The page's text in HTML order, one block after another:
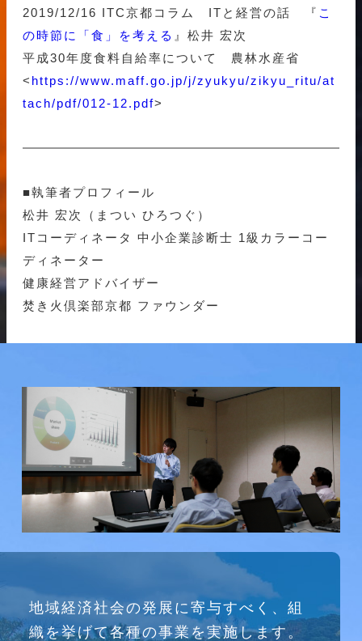
2019/12/16 ITC京都コラム ITと経営の話 『 こ
の時節に「食」を考える 』松井 宏次
平成30年度食料自給率について 農林水産省
< https://www.maff.go.jp/j/zyukyu/zikyu_ritu/at
tach/pdf/012-12.pdf>
■執筆者プロフィール
松井 宏次（まつい ひろつぐ）
ITコーディネータ 中小企業診断士 1級カラーコー
ディネーター
健康経営アドバイザー
焚き火倶楽部京都 ファウンダー
介護ソリューション研究会、WEB/SNS研究会を
行っています
地域経済社会の発展に寄与すべく、組
織を挙げて各種の事業を実施します。